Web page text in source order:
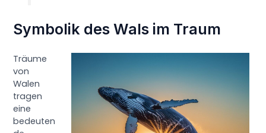
Symbolik des Wals im Traum
Träume
von
Walen
tragen
eine
bedeuten